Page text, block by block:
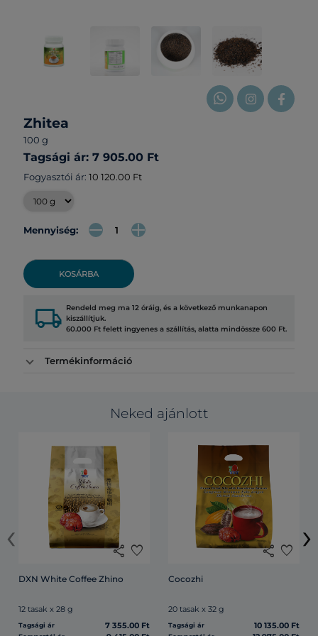
Zhitea
100 g
Tagsági ár: 7 905.00 Ft
Fogyasztói ár: 10 120.00 Ft
Mennyiség:
KOSÁRBA
local_shipping Rendeld meg ma 12 óráig, és a következő munkanapon
kiszállítjuk.
60.000 Ft felett ingyenes a szállítás, alatta mindössze 600 Ft.
Termékinformáció
Neked ajánlott
share favorite
DXN White Coffee Zhino
12 tasak x 28 g
Tagsági ár 7 355.00 Ft
share favorite
Cocozhi
20 tasak x 32 g
Tagsági ár 10 135.00 Ft
‹ ›